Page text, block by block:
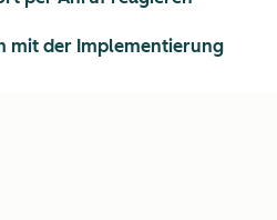
mit der Implementierung